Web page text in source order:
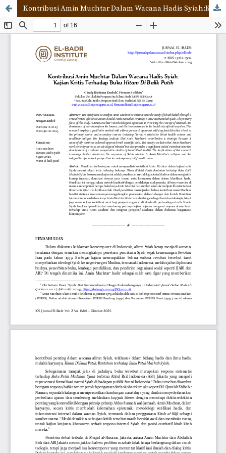
Kontribusi Amin Muchtar Dalam Wacana Hadis Syiah:Kajian Kritis Terhadap Buku Hitam Di Balik Putih